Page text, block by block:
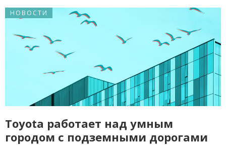
НОВОСТИ
Toyota работает над умным
городом с подземными дорогами